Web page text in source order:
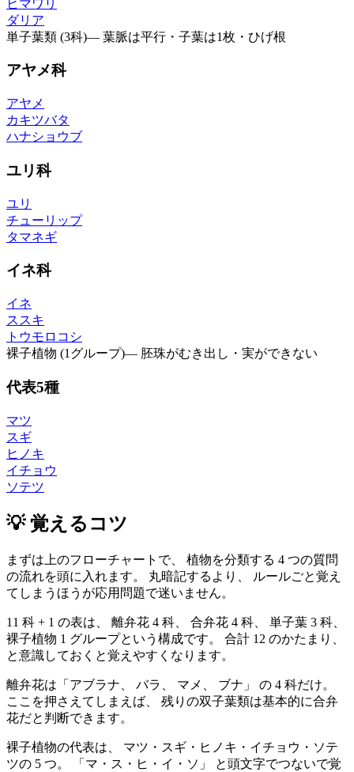
ヒマワリ
ダリア
単子葉類 (3科)— 葉脈は平行・子葉は1枚・ひげ根
アヤメ科
アヤメ
カキツバタ
ハナショウブ
ユリ科
ユリ
チューリップ
タマネギ
イネ科
イネ
ススキ
トウモロコシ
裸子植物 (1グループ)— 胚珠がむき出し・実ができない
代表5種
マツ
スギ
ヒノキ
イチョウ
ソテツ
💡 覚えるコツ
まずは上のフローチャートで、 植物を分類する 4 つの質問
の流れを頭に入れます。 丸暗記するより、 ルールごと覚え
てしまうほうが応用問題で迷いません。
11 科 + 1 の表は、 離弁花 4 科、 合弁花 4 科、 単子葉 3 科、
裸子植物 1 グループという構成です。 合計 12 のかたまり、
と意識しておくと覚えやすくなります。
離弁花は「アブラナ、 バラ、 マメ、 ブナ」 の 4 科だけ。
ここを押さえてしまえば、 残りの双子葉類は基本的に合弁
花だと判断できます。
裸子植物の代表は、 マツ・スギ・ヒノキ・イチョウ・ソテ
ツの 5 つ。 「マ・ス・ヒ・イ・ソ」 と頭文字でつないで覚